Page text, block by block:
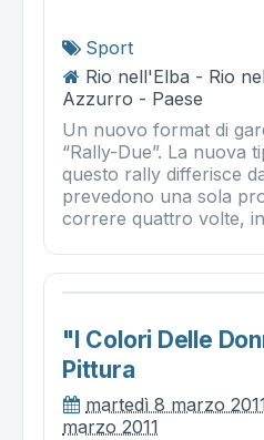
Sport
Rio nell'Elba - Rio
Azzurro - Paese
Un nuovo format di
“Rally-Due”. La nuova
questo rally differisce
prevedono una sola
correre quattro volte,
"i Colori Delle
Pittura
martedì 8 marzo
marzo 2011